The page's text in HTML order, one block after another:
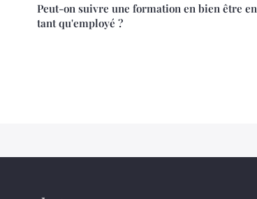
Peut-on suivre une formation en bien être en
tant qu'employé ?